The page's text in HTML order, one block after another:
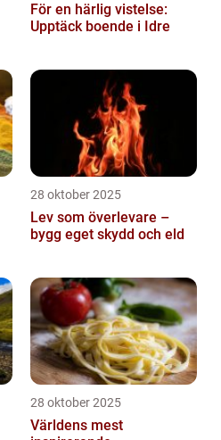
För en härlig vistelse:
Upptäck boende i Idre
28 oktober 2025
Lev som överlevare –
bygg eget skydd och eld
28 oktober 2025
Världens mest